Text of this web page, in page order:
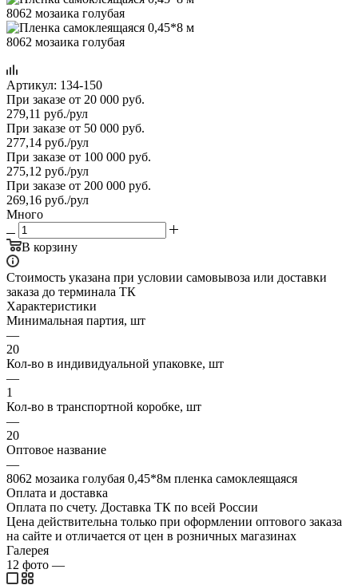
Артикул: 134-150
При заказе от 20 000 руб.
279,11 руб./рул
При заказе от 50 000 руб.
277,14 руб./рул
При заказе от 100 000 руб.
275,12 руб./рул
При заказе от 200 000 руб.
269,16 руб./рул
Много
В корзину
Стоимость указана при условии самовывоза или доставки
заказа до терминала ТК
Характеристики
Минимальная партия, шт
—
20
Кол-во в индивидуальной упаковке, шт
—
1
Кол-во в транспортной коробке, шт
—
20
Оптовое название
—
8062 мозаика голубая 0,45*8м пленка самоклеящаяся
Оплата и доставка
Оплата по счету. Доставка ТК по всей России
Цена действительна только при оформлении оптового заказа
на сайте и отличается от цен в розничных магазинах
Галерея
12 фото —